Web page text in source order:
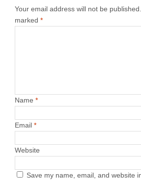
Your email address will not be published.
marked *
Name *
Email *
Website
Save my name, email, and website